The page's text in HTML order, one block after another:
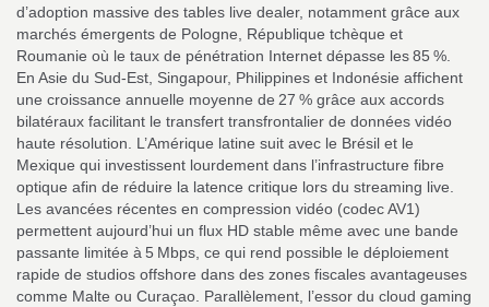
d’adoption massive des tables live dealer, notamment grâce aux
marchés émergents de Pologne, République tchèque et
Roumanie où le taux de pénétration Internet dépasse les 85 %.
En Asie du Sud‑Est, Singapour, Philippines et Indonésie affichent
une croissance annuelle moyenne de 27 % grâce aux accords
bilatéraux facilitant le transfert transfrontalier de données vidéo
haute résolution. L’Amérique latine suit avec le Brésil et le
Mexique qui investissent lourdement dans l’infrastructure fibre
optique afin de réduire la latence critique lors du streaming live.
Les avancées récentes en compression vidéo (codec AV1)
permettent aujourd’hui un flux HD stable même avec une bande
passante limitée à 5 Mbps, ce qui rend possible le déploiement
rapide de studios offshore dans des zones fiscales avantageuses
comme Malte ou Curaçao. Parallèlement, l’essor du cloud gaming